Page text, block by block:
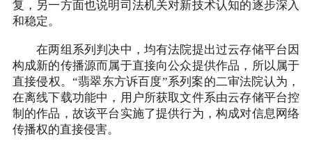
复，另一方面也说明司法机关对新技术认知的逐步深入
和稳定。
在两组系列判决中，均有法院提出过云存储平台因
构成新的传播源而属于直接向公众提供作品，所以属于
直接侵权。“翡翠东方诉百度”系列案的二审法院认为，
在离线下载功能中，用户所获取文件系由云存储平台控
制的作品，故该平台实施了提供行为，构成对信息网络
传播权的直接侵害。